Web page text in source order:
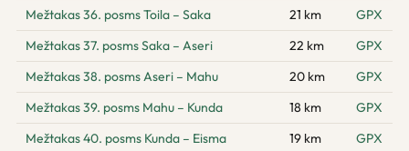
Mežtakas 36. posms Toila – Saka
21 km
GPX
Mežtakas 37. posms Saka – Aseri
22 km
GPX
Mežtakas 38. posms Aseri – Mahu
20 km
GPX
Mežtakas 39. posms Mahu – Kunda
18 km
GPX
Mežtakas 40. posms Kunda – Eisma
19 km
GPX